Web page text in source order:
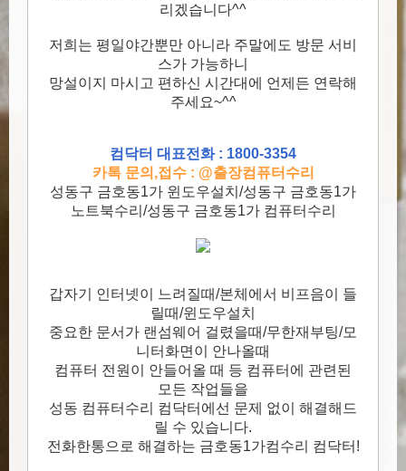
리겠습니다^^
저희는 평일야간뿐만 아니라 주말에도 방문 서비
스가 가능하니
망설이지 마시고 편하신 시간대에 언제든 연락해
주세요~^^
컴닥터 대표전화 : 1800-3354
카톡 문의,접수 : @출장컴퓨터수리
성동구 금호동1가 윈도우설치/성동구 금호동1가
노트북수리/성동구 금호동1가 컴퓨터수리
갑자기 인터넷이 느려질때/본체에서 비프음이 들
릴때/윈도우설치
중요한 문서가 랜섬웨어 걸렸을때/무한재부팅/모
니터화면이 안나올때
컴퓨터 전원이 안들어올 때 등 컴퓨터에 관련된
모든 작업들을
성동 컴퓨터수리 컴닥터에선 문제 없이 해결해드
릴 수 있습니다.
전화한통으로 해결하는 금호동1가컴수리 컴닥터!